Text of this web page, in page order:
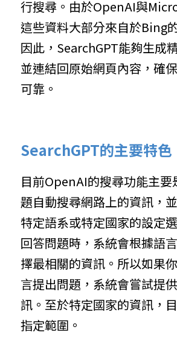
行搜尋。由於OpenAI與
這些資料大部分來自於Bing
因此，SearchGPT能夠生成
並連結回原始網頁內容，確
可靠。
SearchGPT的主要特色
目前OpenAI的搜尋功能主要
題自動搜尋網路上的資訊，
特定語系或特定國家的設定
回答問題時，系統會根據語
擇最相關的資訊。所以如果
言提出問題，系統會嘗試提
訊。至於特定國家的資訊，
指定範圍。